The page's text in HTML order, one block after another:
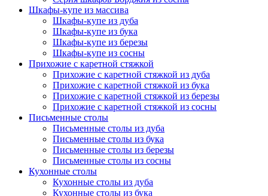
Шкафы-купе из массива
Шкафы-купе из дуба
Шкафы-купе из бука
Шкафы-купе из березы
Шкафы-купе из сосны
Прихожие с каретной стяжкой
Прихожие с каретной стяжкой из дуба
Прихожие с каретной стяжкой из бука
Прихожие с каретной стяжкой из березы
Прихожие с каретной стяжкой из сосны
Письменные столы
Письменные столы из дуба
Письменные столы из бука
Письменные столы из березы
Письменные столы из сосны
Кухонные столы
Кухонные столы из дуба
Кухонные столы из бука